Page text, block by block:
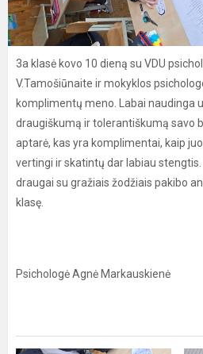
3a klasė kovo 10 dieną su VDU
V.Tamošiūnaite ir mokyklos
komplimentų meno. Labai naudinga
draugiškumą ir tolerantiškumą savo
aptarė, kas yra komplimentai, kaip
vertingi ir skatintų dar labiau
draugai su gražiais žodžiais pakibo
klasę.
Psichologė Agnė Markauskienė